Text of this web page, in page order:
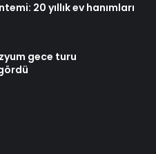
20 yıllık ev hanımları
gece turu